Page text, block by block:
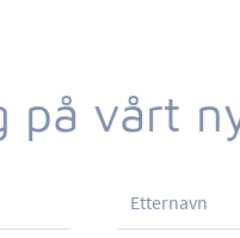
på vårt